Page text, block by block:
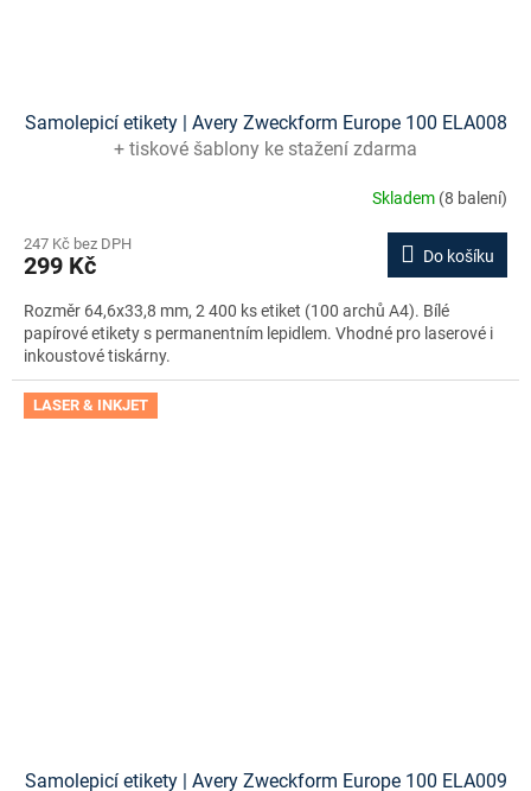
Samolepicí etikety | Avery Zweckform Europe 100 ELA008
+ tiskové šablony ke stažení zdarma
Skladem (8 balení)
247 Kč bez DPH
299 Kč Do košíku
Rozměr 64,6x33,8 mm, 2 400 ks etiket (100 archů A4). Bílé
papírové etikety s permanentním lepidlem. Vhodné pro laserové i
inkoustové tiskárny.
LASER & INKJET
Samolepicí etikety | Avery Zweckform Europe 100 ELA009